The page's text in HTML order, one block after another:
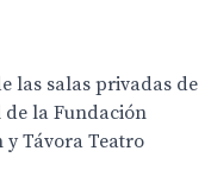
las salas privadas de
la Fundación
y Távora Teatro